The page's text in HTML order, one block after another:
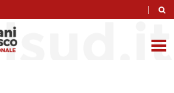
|